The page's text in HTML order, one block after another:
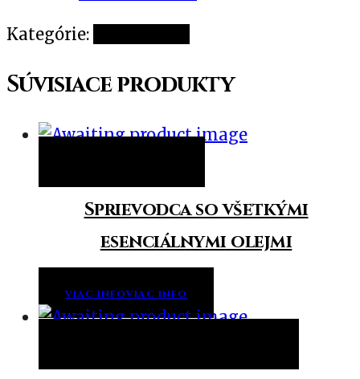
Kategórie:
Súvisiace produkty
Sprievodca so všetkými
esenciálnymi olejmi
VIAC INFOVIAC INFO